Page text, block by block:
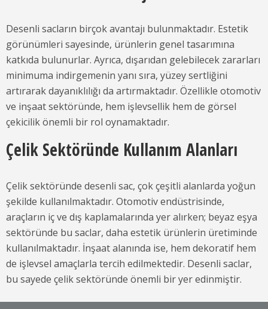
Desenli sacların birçok avantajı bulunmaktadır. Estetik
görünümleri sayesinde, ürünlerin genel tasarımına
katkıda bulunurlar. Ayrıca, dışarıdan gelebilecek zararları
minimuma indirgemenin yanı sıra, yüzey sertliğini
artırarak dayanıklılığı da artırmaktadır. Özellikle otomotiv
ve inşaat sektöründe, hem işlevsellik hem de görsel
çekicilik önemli bir rol oynamaktadır.
Çelik Sektöründe Kullanım Alanları
Çelik sektöründe desenli sac, çok çeşitli alanlarda yoğun
şekilde kullanılmaktadır. Otomotiv endüstrisinde,
araçların iç ve dış kaplamalarında yer alırken; beyaz eşya
sektöründe bu saclar, daha estetik ürünlerin üretiminde
kullanılmaktadır. İnşaat alanında ise, hem dekoratif hem
de işlevsel amaçlarla tercih edilmektedir. Desenli saclar,
bu sayede çelik sektöründe önemli bir yer edinmiştir.